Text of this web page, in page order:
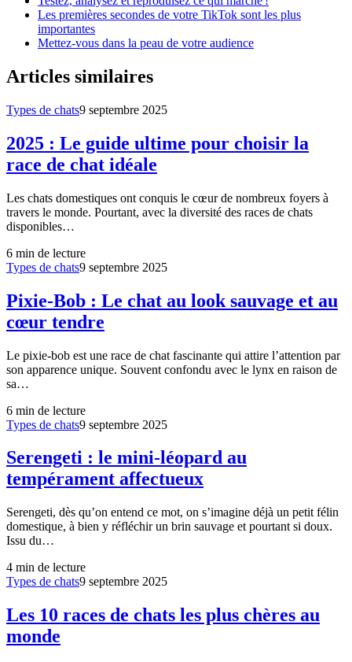
Les premières secondes de votre TikTok sont les plus
importantes
Mettez-vous dans la peau de votre audience
Articles similaires
Types de chats9 septembre 2025
2025 : Le guide ultime pour choisir la
race de chat idéale
Les chats domestiques ont conquis le cœur de nombreux foyers à
travers le monde. Pourtant, avec la diversité des races de chats
disponibles…
6 min de lecture
Types de chats9 septembre 2025
Pixie-Bob : Le chat au look sauvage et au
cœur tendre
Le pixie-bob est une race de chat fascinante qui attire l’attention par
son apparence unique. Souvent confondu avec le lynx en raison de
sa…
6 min de lecture
Types de chats9 septembre 2025
Serengeti : le mini-léopard au
tempérament affectueux
Serengeti, dès qu’on entend ce mot, on s’imagine déjà un petit félin
domestique, à bien y réfléchir un brin sauvage et pourtant si doux.
Issu du…
4 min de lecture
Types de chats9 septembre 2025
Les 10 races de chats les plus chères au
monde